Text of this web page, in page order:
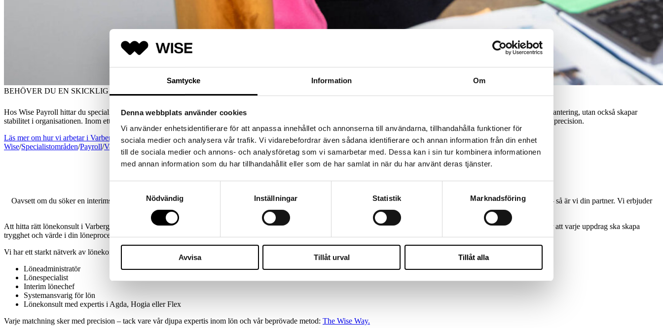
Samtycke Information Om
Denna webbplats använder cookies
Vi använder enhetsidentifierare för att anpassa innehållet och annonserna till användarna, tillhandahålla funktioner för
sociala medier och analysera vår trafik. Vi vidarebefordrar även sådana identifierare och annan information från din enhet
till de sociala medier och annons- och analysföretag som vi samarbetar med. Dessa kan i sin tur kombinera informationen
med annan information som du har tillhandahållit eller som de har samlat in när du har använt deras tjänster.
Nödvändig
Inställningar Statistik Marknadsföring
Avvisa Tillåt urval Tillåt alla
BEHÖVER DU EN SKICKLIG LÖNEKONSULT I VARBERG?
Hos Wise Payroll hittar du specialiserade lönkonsulter – snabbt, precist och alltid med människan i centrum. Vi vet att rätt lönekompetens inte bara säkrar korrekt och trygg lönehantering, utan också skapar
stabilitet i organisationen. Inom ett område där regelverk, system och förväntningar ständigt förändras är det avgörande att ha en partner som förstår helheten – och levererar med precision.
Läs mer om hur vi arbetar i Varberg
Wise/Specialistområden/Payroll/Varberg
Specialister på lönekonsulter i Varberg
PAYROLL CONSULTANCY DONE RIGHT
Oavsett om du söker en interimslösning vid arbetstoppar, en löneadministratör som snabbt kan ta vid eller en lönespecialist som kan säkra regelefterlevnad och effektivisering – så är vi din partner. Vi erbjuder
strategisk kompetensmatchning som löser dina akuta behov och samtidigt stärker din lönefunktion långsiktigt.
Att hitta rätt lönekonsult i Varberg kräver mer än att bara läsa ett CV. Vi lägger lika stor vikt vid kompetens som personlighet, verksamhetsförståelse och kulturell matchning – för att varje uppdrag ska skapa
trygghet och värde i din löneprocess.
Vi har ett starkt nätverk av lönekonsulter i och omkring Varberg, redo att ta sig an roller som:
Löneadministratör
Lönespecialist
Interim lönechef
Systemansvarig för lön
Lönekonsult med expertis i Agda, Hogia eller Flex
Varje matchning sker med precision – tack vare vår djupa expertis inom lön och vår beprövade metod: The Wise Way.